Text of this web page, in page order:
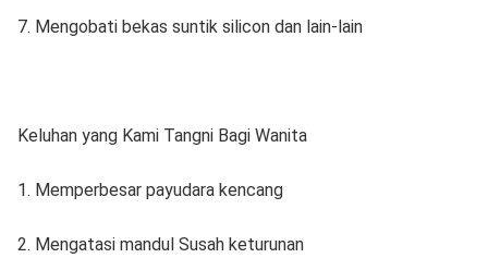
7. Mengobati bekas suntik silicon dan lain-lain
Keluhan yang Kami Tangni Bagi Wanita
1. Memperbesar payudara kencang
2. Mengatasi mandul Susah keturunan